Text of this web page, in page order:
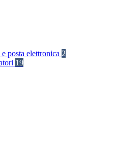
posta elettronica 2
19